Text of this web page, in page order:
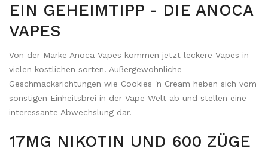
EIN GEHEIMTIPP - DIE ANOCA
VAPES
Von der Marke Anoca Vapes kommen jetzt leckere Vapes in
vielen köstlichen sorten. Außergewöhnliche
Geschmacksrichtungen wie Cookies 'n Cream heben sich vom
sonstigen Einheitsbrei in der Vape Welt ab und stellen eine
interessante Abwechslung dar.
17MG NIKOTIN UND 600 ZÜGE